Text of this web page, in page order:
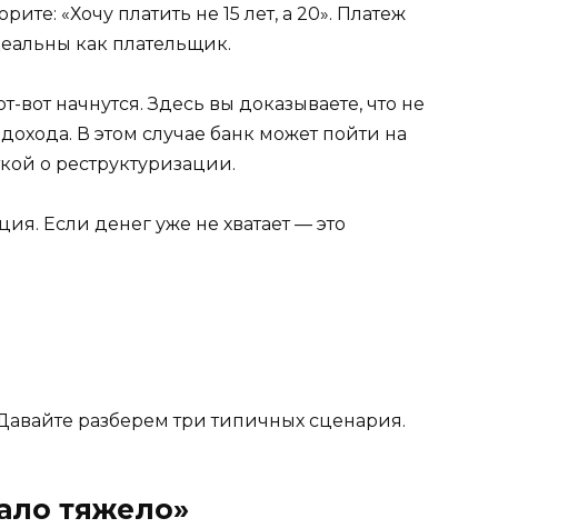
«Хочу платить не 15 лет, а 20». Платеж
как плательщик.
вот начнутся. Здесь вы доказываете, что не
В этом случае банк может пойти на
о реструктуризации.
Если денег уже не хватает — это
разберем три типичных сценария.
тяжело»